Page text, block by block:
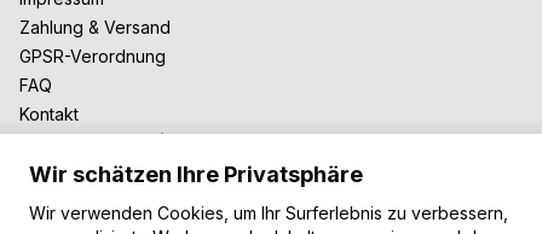
Zahlung & Versand
GPSR-Verordnung
FAQ
Kontakt
Zusammenarbeit
Für Blogger
B2B-Zusammenarbeit
Wir schätzen Ihre Privatsphäre
Wir verwenden Cookies, um Ihr Surferlebnis zu verbessern,